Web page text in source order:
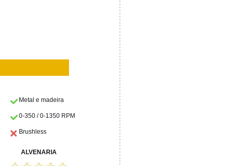
Metal e madeira
0-350 / 0-1350 RPM
Brushless
ALVENARIA